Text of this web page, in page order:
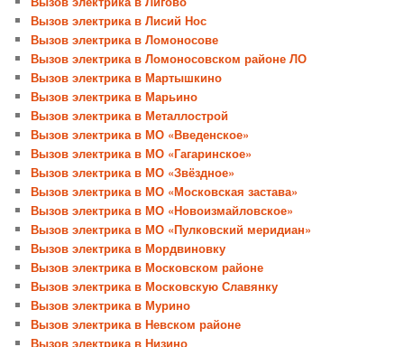
Вызов электрика в Лисий Нос
Вызов электрика в Ломоносове
Вызов электрика в Ломоносовском районе ЛО
Вызов электрика в Мартышкино
Вызов электрика в Марьино
Вызов электрика в Металлострой
Вызов электрика в МО «Введенское»
Вызов электрика в МО «Гагаринское»
Вызов электрика в МО «Звёздное»
Вызов электрика в МО «Московская застава»
Вызов электрика в МО «Новоизмайловское»
Вызов электрика в МО «Пулковский меридиан»
Вызов электрика в Мордвиновку
Вызов электрика в Московском районе
Вызов электрика в Московскую Славянку
Вызов электрика в Мурино
Вызов электрика в Невском районе
Вызов электрика в Низино